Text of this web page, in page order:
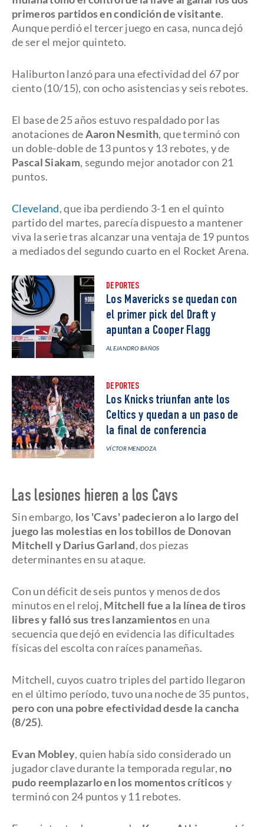
primeros partidos en condición de visitante.
Aunque perdió el tercer juego en casa, nunca dejó
de ser el mejor quinteto.
Haliburton lanzó para una efectividad del 67 por
ciento (10/15), con ocho asistencias y seis rebotes.
El base de 25 años estuvo respaldado por las
anotaciones deAaron Nesmith, que terminó con
un doble-doble de 13 puntos y 13 rebotes, y de
Pascal Siakam, segundo mejor anotador con 21
puntos.
Cleveland, que iba perdiendo 3-1 en el quinto
partido del martes, parecía dispuesto a mantener
viva la serie tras alcanzar una ventaja de 19 puntos
a mediados del segundo cuarto en el Rocket Arena.
DEPORTES
Los Mavericks se quedan con
el primer pick del Draft y
apuntan a Cooper Flagg
ALEJANDRO BAÑOS
DEPORTES
Los Knicks triunfan ante los
Celtics y quedan a un paso de
la final de conferencia
VÍCTOR MENDOZA
Las lesiones hieren a los Cavs
Sin embargo, los 'Cavs' padecieron a lo largo del
juego las molestias en los tobillos de Donovan
Mitchell y Darius Garland, dos piezas
determinantes en su ataque.
Con un déficit de seis puntos y menos de dos
minutos en el reloj, Mitchell fue a la línea de tiros
libres y falló sus tres lanzamientosen una
secuencia que dejó en evidencia las dificultades
físicas del escolta con raíces panameñas.
Mitchell, cuyos cuatro triples del partido llegaron
en el último período, tuvo una noche de 35 puntos,
pero con una pobre efectividad desde la cancha
(8/25).
Evan Mobley, quien había sido considerado un
jugador clave durante la temporada regular, no
pudo reemplazarlo en los momentos críticosy
terminó con 24 puntos y 11 rebotes.